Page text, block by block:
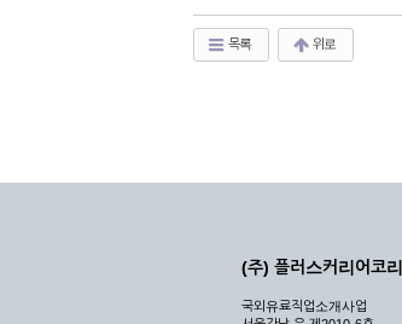
목록 위로
(주) 플러스커리어코
국외유료직업소개사업